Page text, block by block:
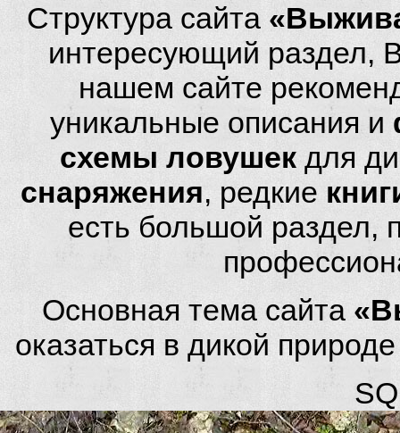
Структура сайта
интересующий раздел,
нашем сайте
уникальные описания и
схемы ловушек для
снаряжения, редкие
есть большой
Основная тема сайта
оказаться в дикой